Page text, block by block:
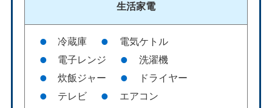
生活家電
冷蔵庫
電気ケトル
電子レンジ
洗濯機
炊飯ジャー
ドライヤー
テレビ
エアコン